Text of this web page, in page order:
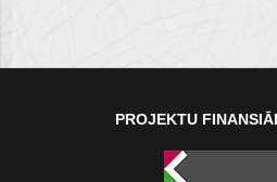
PROJEKTU